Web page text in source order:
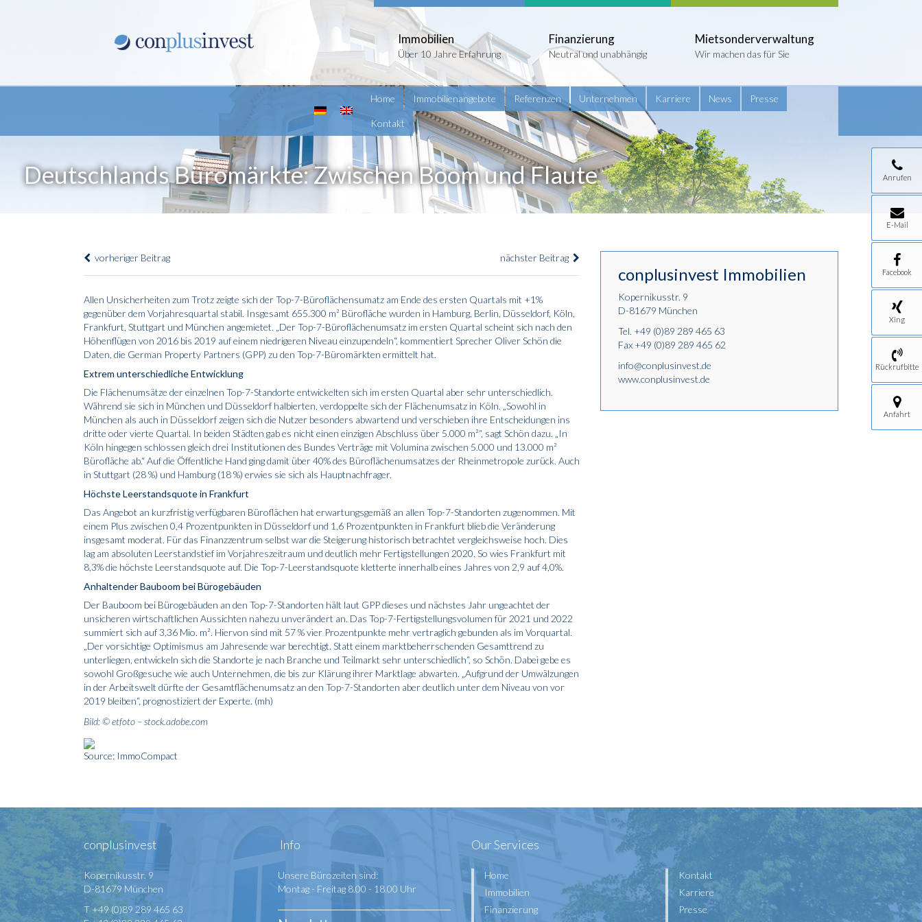
Immobilien
Über 10 Jahre Erfahrung
Finanzierung
Neutral und unabhängig
Mietsonderverwaltung
Wir machen das für Sie
Home Immobilienangebote Referenzen Unternehmen Karriere News Presse
Kontakt
Deutschlands Büromärkte: Zwischen Boom und Flaute Anrufen
E-Mail
Facebook
Xing
Rückrufbitte
Anfahrt
vorheriger Beitrag nächster Beitrag
Allen Unsicherheiten zum Trotz zeigte sich der Top-7-Büroflächensumatz am Ende des ersten Quartals mit +1%
gegenüber dem Vorjahresquartal stabil. Insgesamt 655.300 m² Bürofläche wurden in Hamburg, Berlin, Düsseldorf, Köln,
Frankfurt, Stuttgart und München angemietet. „Der Top-7-Büroflächenumsatz im ersten Quartal scheint sich nach den
Höhenflügen von 2016 bis 2019 auf einem niedrigeren Niveau einzupendeln“, kommentiert Sprecher Oliver Schön die
Daten, die German Property Partners (GPP) zu den Top-7-Büromärkten ermittelt hat.
Extrem unterschiedliche Entwicklung
Die Flächenumsätze der einzelnen Top-7-Standorte entwickelten sich im ersten Quartal aber sehr unterschiedlich.
Während sie sich in München und Düsseldorf halbierten, verdoppelte sich der Flächenumsatz in Köln. „Sowohl in
München als auch in Düsseldorf zeigen sich die Nutzer besonders abwartend und verschieben ihre Entscheidungen ins
dritte oder vierte Quartal. In beiden Städten gab es nicht einen einzigen Abschluss über 5.000 m²“, sagt Schön dazu. „In
Köln hingegen schlossen gleich drei Institutionen des Bundes Verträge mit Volumina zwischen 5.000 und 13.000 m²
Bürofläche ab.“ Auf die Öffentliche Hand ging damit über 40% des Büroflächenumsatzes der Rheinmetropole zurück. Auch
in Stuttgart (28 %) und Hamburg (18 %) erwies sie sich als Hauptnachfrager.
Höchste Leerstandsquote in Frankfurt
Das Angebot an kurzfristig verfügbaren Büroflächen hat erwartungsgemäß an allen Top-7-Standorten zugenommen. Mit
einem Plus zwischen 0,4 Prozentpunkten in Düsseldorf und 1,6 Prozentpunkten in Frankfurt blieb die Veränderung
insgesamt moderat. Für das Finanzzentrum selbst war die Steigerung historisch betrachtet vergleichsweise hoch. Dies
lag am absoluten Leerstandstief im Vorjahreszeitraum und deutlich mehr Fertigstellungen 2020. So wies Frankfurt mit
8,3% die höchste Leerstandsquote auf. Die Top-7-Leerstandsquote kletterte innerhalb eines Jahres von 2,9 auf 4,0%.
Anhaltender Bauboom bei Bürogebäuden
Der Bauboom bei Bürogebäuden an den Top-7-Standorten hält laut GPP dieses und nächstes Jahr ungeachtet der
unsicheren wirtschaftlichen Aussichten nahezu unverändert an. Das Top-7-Fertigstellungsvolumen für 2021 und 2022
summiert sich auf 3,36 Mio. m². Hiervon sind mit 57 % vier Prozentpunkte mehr vertraglich gebunden als im Vorquartal.
„Der vorsichtige Optimismus am Jahresende war berechtigt. Statt einem marktbeherrschenden Gesamttrend zu
unterliegen, entwickeln sich die Standorte je nach Branche und Teilmarkt sehr unterschiedlich“, so Schön. Dabei gebe es
sowohl Großgesuche wie auch Unternehmen, die bis zur Klärung ihrer Marktlage abwarten. „Aufgrund der Umwälzungen
in der Arbeitswelt dürfte der Gesamtflächenumsatz an den Top-7-Standorten aber deutlich unter dem Niveau von vor
2019 bleiben“, prognostiziert der Experte. (mh)
Bild: © etfoto – stock.adobe.com
Source: ImmoCompact
conplusinvest Immobilien
Kopernikusstr. 9
D-81679 München
Tel. +49 (0)89 289 465 63
Fax +49 (0)89 289 465 62
info@conplusinvest.de
www.conplusinvest.de
conplusinvest
Kopernikusstr. 9
D-81679 München
T +49 (0)89 289 465 63
Info
Unsere Bürozeiten sind:
Montag - Freitag 8.00 - 18.00 Uhr
Our Services
Home
Immobilien
Finanzierung
Kontakt
Karriere
Presse